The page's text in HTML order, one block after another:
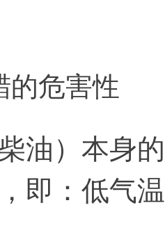
的危害性
油）本身
即：低气